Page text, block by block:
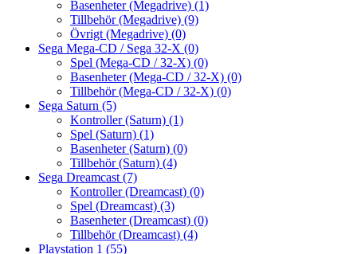
Basenheter (Megadrive) (1)
Tillbehör (Megadrive) (9)
Övrigt (Megadrive) (0)
Sega Mega-CD / Sega 32-X (0)
Spel (Mega-CD / 32-X) (0)
Basenheter (Mega-CD / 32-X) (0)
Tillbehör (Mega-CD / 32-X) (0)
Sega Saturn (5)
Kontroller (Saturn) (1)
Spel (Saturn) (1)
Basenheter (Saturn) (0)
Tillbehör (Saturn) (4)
Sega Dreamcast (7)
Kontroller (Dreamcast) (0)
Spel (Dreamcast) (3)
Basenheter (Dreamcast) (0)
Tillbehör (Dreamcast) (4)
Playstation 1 (55)